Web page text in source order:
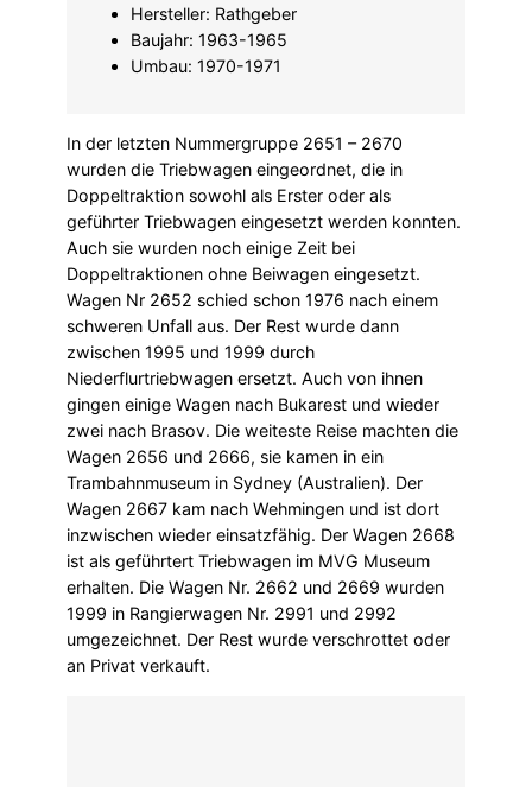
Hersteller: Rathgeber
Baujahr: 1963-1965
Umbau: 1970-1971
In der letzten Nummergruppe 2651 – 2670
wurden die Triebwagen eingeordnet, die in
Doppeltraktion sowohl als Erster oder als
geführter Triebwagen eingesetzt werden konnten.
Auch sie wurden noch einige Zeit bei
Doppeltraktionen ohne Beiwagen eingesetzt.
Wagen Nr 2652 schied schon 1976 nach einem
schweren Unfall aus. Der Rest wurde dann
zwischen 1995 und 1999 durch
Niederflurtriebwagen ersetzt. Auch von ihnen
gingen einige Wagen nach Bukarest und wieder
zwei nach Brasov. Die weiteste Reise machten die
Wagen 2656 und 2666, sie kamen in ein
Trambahnmuseum in Sydney (Australien). Der
Wagen 2667 kam nach Wehmingen und ist dort
inzwischen wieder einsatzfähig. Der Wagen 2668
ist als geführtert Triebwagen im MVG Museum
erhalten. Die Wagen Nr. 2662 und 2669 wurden
1999 in Rangierwagen Nr. 2991 und 2992
umgezeichnet. Der Rest wurde verschrottet oder
an Privat verkauft.